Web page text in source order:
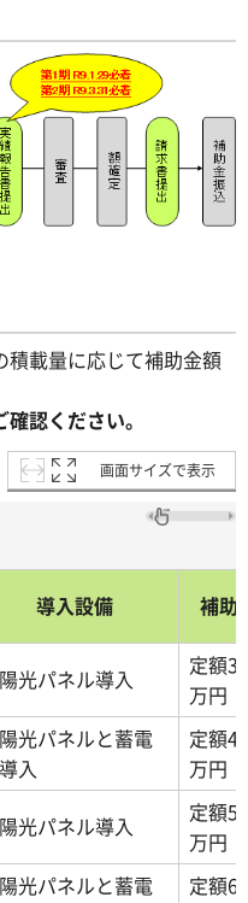
載量に応じて補助金額
確認ください。
画面サイズで表示
導入設備 補助
光パネル導入
定額30
万円
光パネルと蓄電
入
定額40
万円
光パネル導入
定額50
万円
光パネルと蓄電
定額60